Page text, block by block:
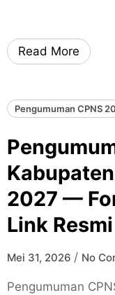
Read More
Pengumuman CPNS
2027 —
Link Resmi
Mei 31, 2026 / No
Pengumuman